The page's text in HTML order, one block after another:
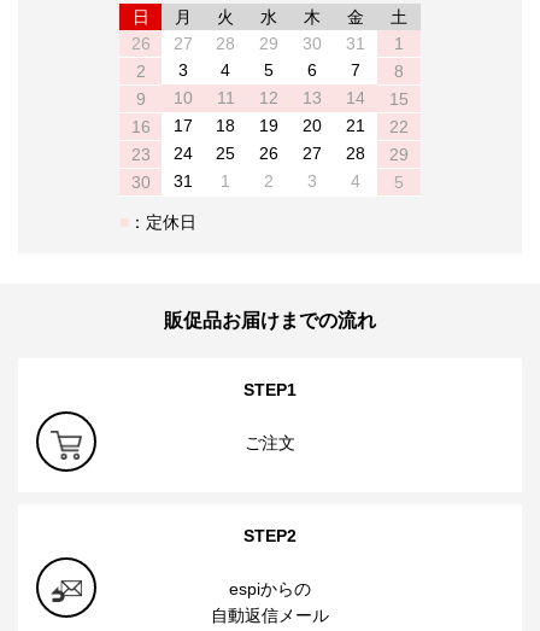
日 月 火 水 木 金
土
26
27 28 29 30 31
1
2
3 4 5 6 7
8
9
10 11 12 13 14
15
16
17 18 19 20 21
22
23
24 25 26 27 28
29
30
31 1 2 3 4 5
：定休日
販促品お届けまでの流れ
STEP1
ご注文
STEP2
espiからの
自動返信メール